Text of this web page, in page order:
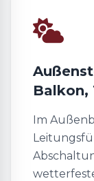
Balkon,
Im